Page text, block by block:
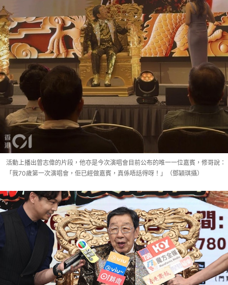
活動上播出曾志偉的片段，他亦是今次演唱會目前公布的唯一一位嘉賓，修哥說：
「我70歲第一次演唱會，佢已經做嘉賓，真係唔話得呀！」（鄧穎琪攝）